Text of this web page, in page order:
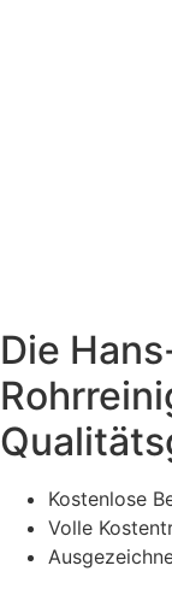
Die
Kostenlose
Volle